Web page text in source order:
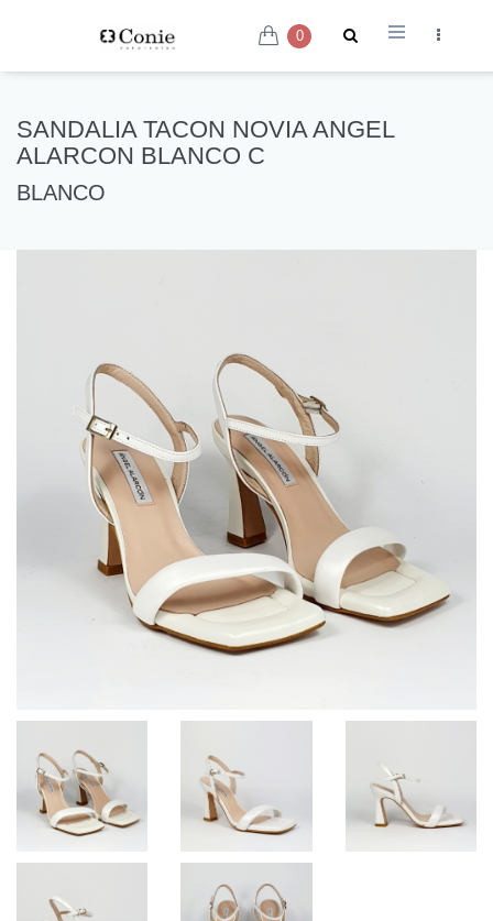
0
SANDALIA TACON NOVIA ANGEL
ALARCON BLANCO C
BLANCO